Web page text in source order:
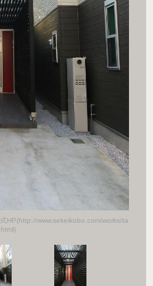
HP(http://www.sekeikobo.com/works/ta